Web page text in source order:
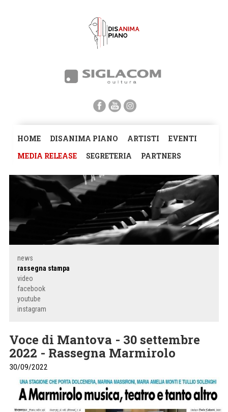
HOME DISANIMA PIANO ARTISTI
EVENTI
MEDIA RELEASE
SEGRETERIA PARTNERS
news
rassegna stampa
video
facebook
youtube
instagram
Voce di Mantova - 30 settembre
2022 - Rassegna Marmirolo
30/09/2022